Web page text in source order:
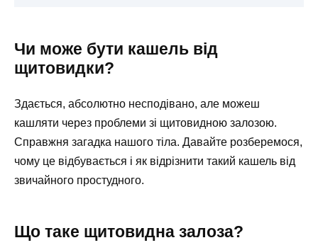
Чи може бути кашель від
щитовидки?
Здається, абсолютно несподівано, але можеш
кашляти через проблеми зі щитовидною залозою.
Справжня загадка нашого тіла. Давайте розберемося,
чому це відбувається і як відрізнити такий кашель від
звичайного простудного.
Що таке щитовидна залоза?